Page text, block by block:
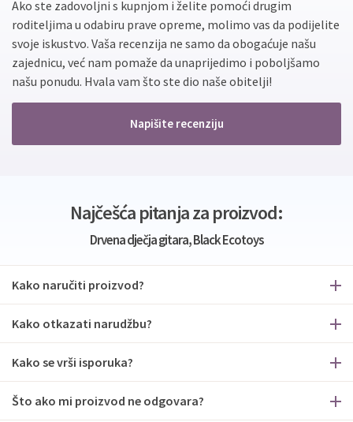
Ako ste zadovoljni s kupnjom i želite pomoći drugim
roditeljima u odabiru prave opreme, molimo vas da podijelite
svoje iskustvo. Vaša recenzija ne samo da obogaćuje našu
zajednicu, već nam pomaže da unaprijedimo i poboljšamo
našu ponudu. Hvala vam što ste dio naše obitelji!
Napišite recenziju
Najčešća pitanja za proizvod:
Drvena dječja gitara, Black Ecotoys
Kako naručiti proizvod?
Kako otkazati narudžbu?
Kako se vrši isporuka?
Što ako mi proizvod ne odgovara?